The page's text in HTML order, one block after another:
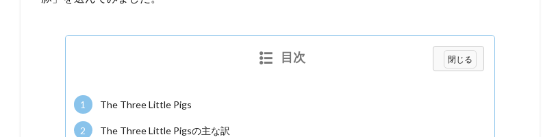
目次
1 The Three Little Pigs
2 The Three Little Pigsの主な訳